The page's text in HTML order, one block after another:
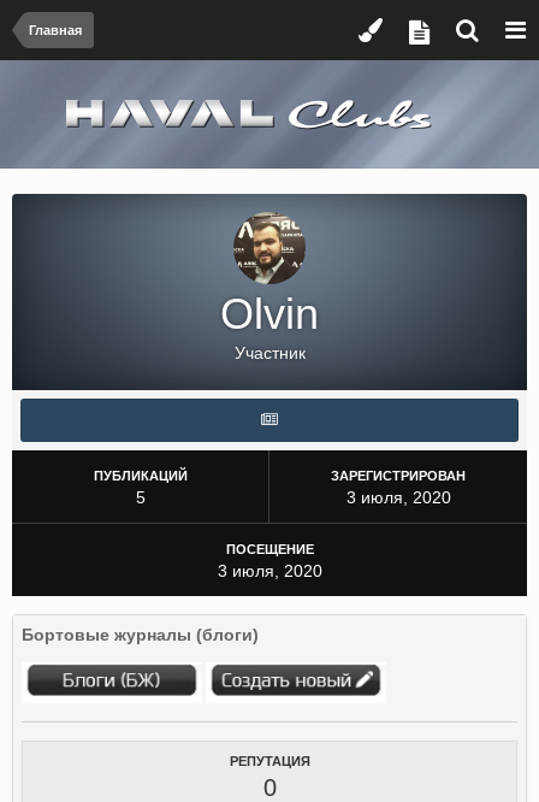
Главная
Olvin
Участник
ПУБЛИКАЦИЙ
5
ЗАРЕГИСТРИРОВАН
3 июля, 2020
ПОСЕЩЕНИЕ
3 июля, 2020
Бортовые журналы (блоги)
РЕПУТАЦИЯ
0